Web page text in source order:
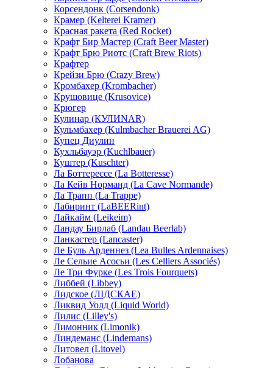
Корсендонк (Corsendonk)
Крамер (Kelterei Kramer)
Красная ракета (Red Rocket)
Крафт Бир Мастер (Craft Beer Master)
Крафт Брю Риотс (Craft Brew Riots)
Крафтер
Крейзи Брю (Crazy Brew)
Кромбахер (Krombacher)
Крушовице (Krusovice)
Крюгер
Кулинар (КУЛИNAR)
Кульмбахер (Kulmbacher Brauerei AG)
Купец Диулин
Кухльбауэр (Kuchlbauer)
Куштер (Kuschter)
Ла Боттерессе (La Botteresse)
Ла Кейв Норманд (La Cave Normande)
Ла Трапп (La Trappe)
Лабиринт (LaBEERint)
Лайкайм (Leikeim)
Ландау Бирлаб (Landau Beerlab)
Ланкастер (Lancaster)
Ле Буль Арденнез (Lea Bulles Ardennaises)
Ле Сельие Асосьи (Les Celliers Associés)
Ле Три Фурке (Les Trois Fourquets)
Либбей (Libbey)
Лидское (ЛIДСКАЕ)
Ликвид Уолд (Liquid World)
Лилис (Lilley's)
Лимонник (Limonik)
Линдеманс (Lindemans)
Литовел (Litovel)
Лобанова